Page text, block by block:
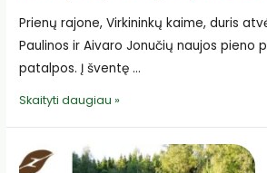
Prienų rajone, Virkininkų kaime, duris
Paulinos ir Aivaro Jonučių naujos pieno
patalpos. Į šventę …
Jaunųjų
kuria
Skaityti daugiau »